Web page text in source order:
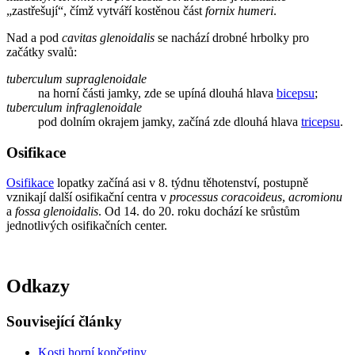
„zastřešují“, čímž vytváří kostěnou část fornix humeri.
Nad a pod cavitas glenoidalis se nachází drobné hrbolky pro
začátky svalů:
tuberculum supraglenoidale
na horní části jamky, zde se upíná dlouhá hlava bicepsu;
tuberculum infraglenoidale
pod dolním okrajem jamky, začíná zde dlouhá hlava tricepsu.
Osifikace
Osifikace lopatky začíná asi v 8. týdnu těhotenství, postupně
vznikají další osifikační centra v processus coracoideus, acromionu
a fossa glenoidalis. Od 14. do 20. roku dochází ke srůstům
jednotlivých osifikačních center.
Odkazy
Související články
Kosti horní končetiny